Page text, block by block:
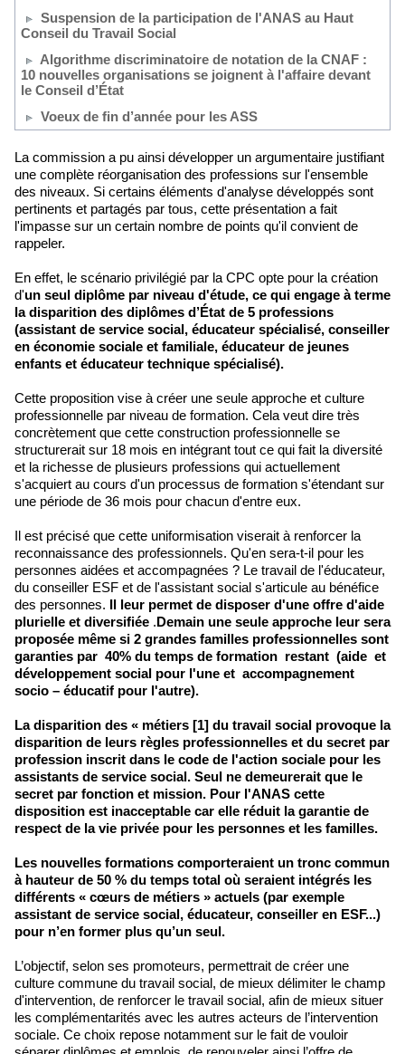
Suspension de la participation de l'ANAS au Haut
Conseil du Travail Social
Algorithme discriminatoire de notation de la CNAF :
10 nouvelles organisations se joignent à l'affaire devant
le Conseil d’État
Voeux de fin d’année pour les ASS
La commission a pu ainsi développer un argumentaire justifiant
une complète réorganisation des professions sur l'ensemble
des niveaux. Si certains éléments d'analyse développés sont
pertinents et partagés par tous, cette présentation a fait
l'impasse sur un certain nombre de points qu'il convient de
rappeler.
En effet, le scénario privilégié par la CPC opte pour la création
d'un seul diplôme par niveau d'étude, ce qui engage à terme
la disparition des diplômes d’État de 5 professions
(assistant de service social, éducateur spécialisé, conseiller
en économie sociale et familiale, éducateur de jeunes
enfants et éducateur technique spécialisé).
Cette proposition vise à créer une seule approche et culture
professionnelle par niveau de formation. Cela veut dire très
concrètement que cette construction professionnelle se
structurerait sur 18 mois en intégrant tout ce qui fait la diversité
et la richesse de plusieurs professions qui actuellement
s'acquiert au cours d'un processus de formation s'étendant sur
une période de 36 mois pour chacun d'entre eux.
Il est précisé que cette uniformisation viserait à renforcer la
reconnaissance des professionnels. Qu'en sera-t-il pour les
personnes aidées et accompagnées ? Le travail de l'éducateur,
du conseiller ESF et de l'assistant social s'articule au bénéfice
des personnes. Il leur permet de disposer d'une offre d'aide
plurielle et diversifiée .Demain une seule approche leur sera
proposée même si 2 grandes familles professionnelles sont
garanties par 40% du temps de formation restant (aide et
développement social pour l'une et accompagnement
socio – éducatif pour l'autre).
La disparition des « métiers [1] du travail social provoque la
disparition de leurs règles professionnelles et du secret par
profession inscrit dans le code de l'action sociale pour les
assistants de service social. Seul ne demeurerait que le
secret par fonction et mission. Pour l'ANAS cette
disposition est inacceptable car elle réduit la garantie de
respect de la vie privée pour les personnes et les familles.
Les nouvelles formations comporteraient un tronc commun
à hauteur de 50 % du temps total où seraient intégrés les
différents « cœurs de métiers » actuels (par exemple
assistant de service social, éducateur, conseiller en ESF...)
pour n’en former plus qu’un seul.
L’objectif, selon ses promoteurs, permettrait de créer une
culture commune du travail social, de mieux délimiter le champ
d'intervention, de renforcer le travail social, afin de mieux situer
les complémentarités avec les autres acteurs de l’intervention
sociale. Ce choix repose notamment sur le fait de vouloir